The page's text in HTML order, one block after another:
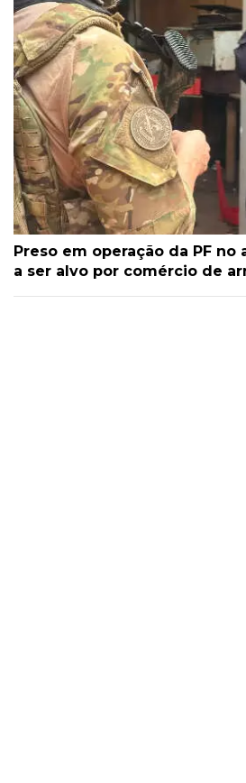
Preso em operação da PF no
a ser alvo por comércio de